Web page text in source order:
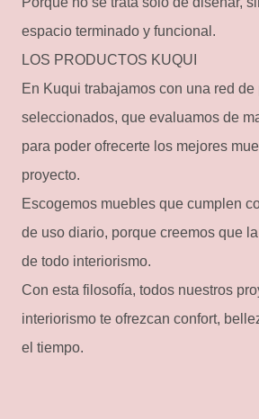
espacio terminado y funcional.
LOS PRODUCTOS KUQUI
En Kuqui trabajamos con una red
seleccionados, que evaluamos de
para poder ofrecerte los mejores
proyecto.
Escogemos muebles que cumplen
de uso diario, porque creemos que
de todo interiorismo.
Con esta filosofía, todos nuestros
interiorismo te ofrezcan confort,
el tiempo.